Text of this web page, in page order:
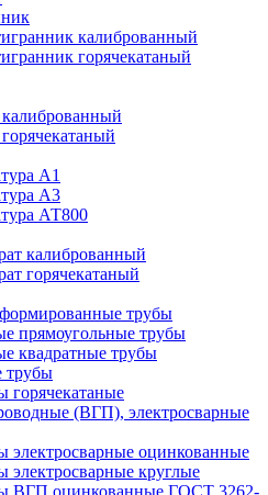
калиброванный
горячекатаный
А1
А3
АТ800
калиброванный
горячекатаный
трубы
прямоугольные трубы
квадратные трубы
трубы
горячекатаные
(ВГП), электросварные
электросварные оцинкованные
электросварные круглые
ВГП оцинкованные ГОСТ 3262-